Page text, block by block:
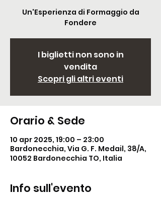
Un'Esperienza di Formaggio da
Fondere
I biglietti non sono in
vendita
Scopri gli altri eventi
Orario & Sede
10 apr 2025, 19:00 – 23:00
Bardonecchia, Via G. F. Medail, 38/A,
10052 Bardonecchia TO, Italia
Info sull'evento